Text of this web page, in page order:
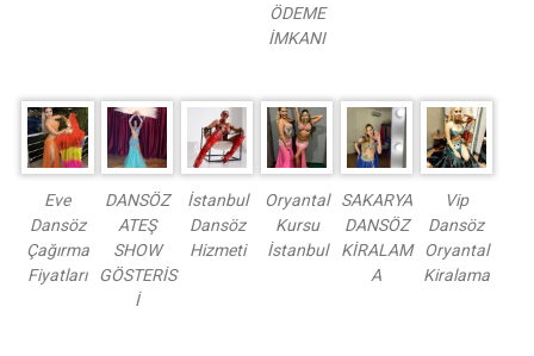
ÖDEME
İMKANI
Eve
Dansöz
Çağırma
Fiyatları
DANSÖZ
ATEŞ
SHOW
GÖSTERİS
İ
İstanbul
Dansöz
Hizmeti
Oryantal
Kursu
İstanbul
SAKARYA
DANSÖZ
KİRALAM
A
Vip
Dansöz
Oryantal
Kiralama